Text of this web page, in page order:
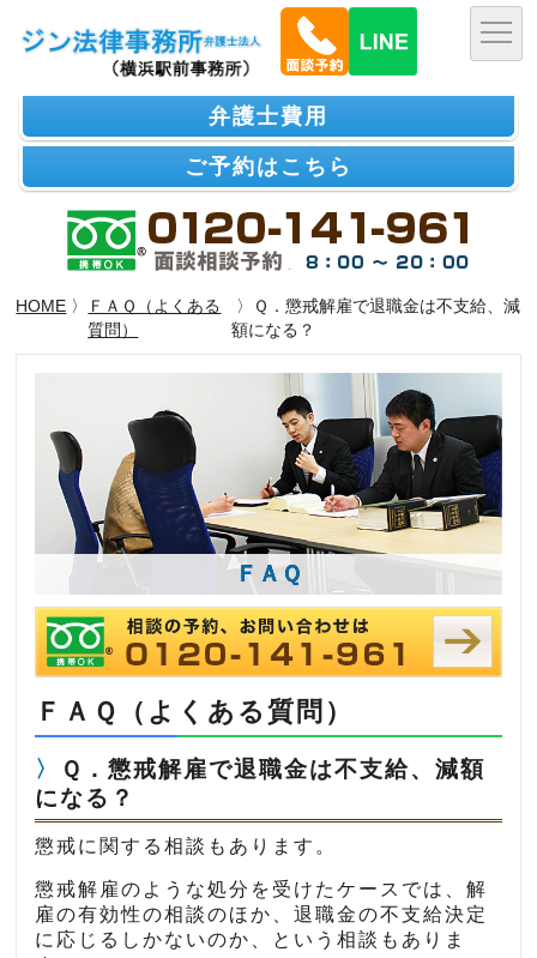
弁護士費用
ご予約はこちら
HOME 〉
ＦＡＱ（よくある
質問）
〉Ｑ．懲戒解雇で退職金は不支給、減
額になる？
ＦＡＱ
ＦＡＱ（よくある質問）
Ｑ．懲戒解雇で退職金は不支給、減額
になる？
懲戒に関する相談もあります。
懲戒解雇のような処分を受けたケースでは、解
雇の有効性の相談のほか、退職金の不支給決定
に応じるしかないのか、という相談もありま